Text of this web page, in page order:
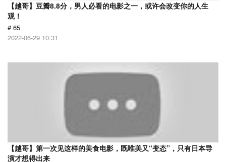
【越哥】豆瓣8.8分，男人必看的电影之一，或许会改变你的人生
观！
# 65
2022-06-29 10:31
【越哥】第一次见这样的美食电影，既唯美又“变态”，只有日本导
演才想得出来